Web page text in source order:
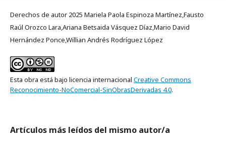
Derechos de autor 2025 Mariela Paola Espinoza Martínez,Fausto
Raúl Orozco Lara,Ariana Betsaida Vásquez Díaz,Mario David
Hernández Ponce,Willian Andrés Rodríguez López
Esta obra está bajo licencia internacional Creative Commons
Reconocimiento-NoComercial-SinObrasDerivadas 4.0.
Artículos más leídos del mismo autor/a